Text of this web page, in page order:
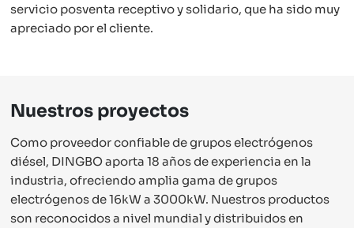
servicio posventa receptivo y solidario, que ha sido muy
apreciado por el cliente.
Nuestros proyectos
Como proveedor confiable de grupos electrógenos
diésel, DINGBO aporta 18 años de experiencia en la
industria, ofreciendo amplia gama de grupos
electrógenos de 16kW a 3000kW. Nuestros productos
son reconocidos a nivel mundial y distribuidos en